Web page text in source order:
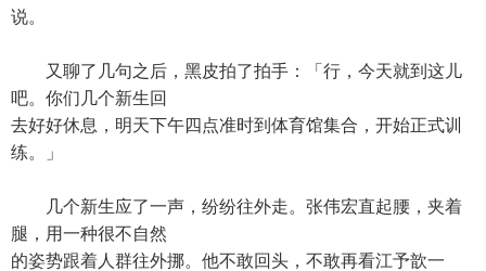
说。
又聊了几句之后，黑皮拍了拍手：「行，今天就到这儿
吧。你们几个新生回
去好好休息，明天下午四点准时到体育馆集合，开始正式训
练。」
几个新生应了一声，纷纷往外走。张伟宏直起腰，夹着
腿，用一种很不自然
的姿势跟着人群往外挪。他不敢回头，不敢再看江予歆一